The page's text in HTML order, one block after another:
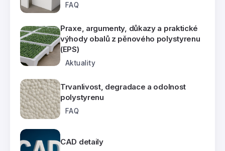
FAQ
Praxe, argumenty, důkazy a praktické
výhody obalů z pěnového polystyrenu
(EPS)
Aktuality
Trvanlivost, degradace a odolnost
polystyrenu
FAQ
CAD detaily